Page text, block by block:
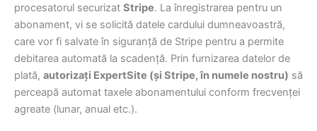
procesatorul securizat Stripe. La înregistrarea pentru un
abonament, vi se solicită datele cardului dumneavoastră,
care vor fi salvate în siguranță de Stripe pentru a permite
debitarea automată la scadență. Prin furnizarea datelor de
plată, autorizați ExpertSite (și Stripe, în numele nostru) să
perceapă automat taxele abonamentului conform frecvenței
agreate (lunar, anual etc.).